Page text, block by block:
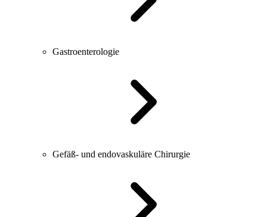
Gastroenterologie
Gefäß- und endovaskuläre Chirurgie